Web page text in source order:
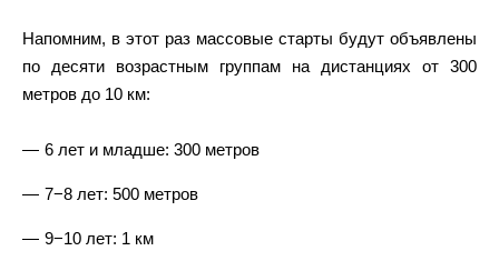
Напомним, в этот раз массовые старты будут объявлены
по десяти возрастным группам на дистанциях от 300
метров до 10 км:
6 лет и младше: 300 метров
7−8 лет: 500 метров
9−10 лет: 1 км